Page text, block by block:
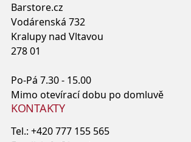
Barstore.cz
Vodárenská 732
Kralupy nad Vltavou
278 01
Po-Pá 7.30 - 15.00
Mimo otevírací dobu po domluvě
KONTAKTY
Tel.: +420 777 155 565